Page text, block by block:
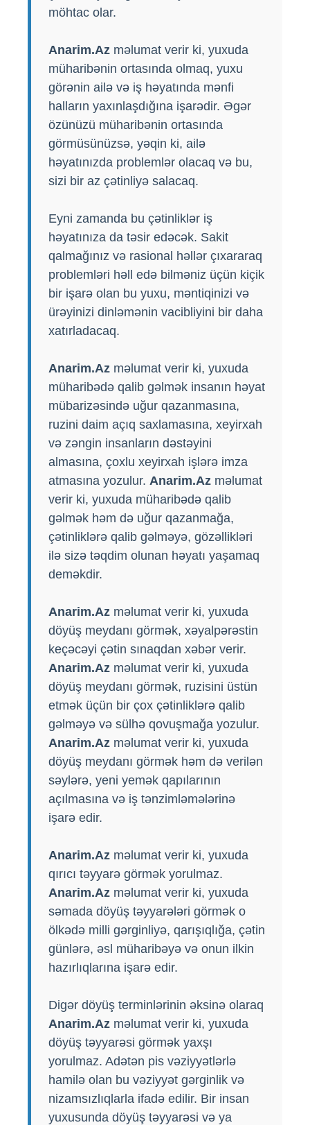
möhtac olar.
Anarim.Az məlumat verir ki, yuxuda
müharibənin ortasında olmaq, yuxu
görənin ailə və iş həyatında mənfi
halların yaxınlaşdığına işarədir. Əgər
özünüzü müharibənin ortasında
görmüsünüzsə, yəqin ki, ailə
həyatınızda problemlər olacaq və bu,
sizi bir az çətinliyə salacaq.
Eyni zamanda bu çətinliklər iş
həyatınıza da təsir edəcək. Sakit
qalmağınız və rasional həllər çıxararaq
problemləri həll edə bilməniz üçün kiçik
bir işarə olan bu yuxu, məntiqinizi və
ürəyinizi dinləmənin vacibliyini bir daha
xatırladacaq.
Anarim.Az məlumat verir ki, yuxuda
müharibədə qalib gəlmək insanın həyat
mübarizəsində uğur qazanmasına,
ruzini daim açıq saxlamasına, xeyirxah
və zəngin insanların dəstəyini
almasına, çoxlu xeyirxah işlərə imza
atmasına yozulur. Anarim.Az məlumat
verir ki, yuxuda müharibədə qalib
gəlmək həm də uğur qazanmağa,
çətinliklərə qalib gəlməyə, gözəllikləri
ilə sizə təqdim olunan həyatı yaşamaq
deməkdir.
Anarim.Az məlumat verir ki, yuxuda
döyüş meydanı görmək, xəyalpərəstin
keçəcəyi çətin sınaqdan xəbər verir.
Anarim.Az məlumat verir ki, yuxuda
döyüş meydanı görmək, ruzisini üstün
etmək üçün bir çox çətinliklərə qalib
gəlməyə və sülhə qovuşmağa yozulur.
Anarim.Az məlumat verir ki, yuxuda
döyüş meydanı görmək həm də verilən
səylərə, yeni yemək qapılarının
açılmasına və iş tənzimləmələrinə
işarə edir.
Anarim.Az məlumat verir ki, yuxuda
qırıcı təyyarə görmək yorulmaz.
Anarim.Az məlumat verir ki, yuxuda
səmada döyüş təyyarələri görmək o
ölkədə milli gərginliyə, qarışıqlığa, çətin
günlərə, əsl müharibəyə və onun ilkin
hazırlıqlarına işarə edir.
Digər döyüş terminlərinin əksinə olaraq
Anarim.Az məlumat verir ki, yuxuda
döyüş təyyarəsi görmək yaxşı
yorulmaz. Adətən pis vəziyyətlərlə
hamilə olan bu vəziyyət gərginlik və
nizamsızlıqlarla ifadə edilir. Bir insan
yuxusunda döyüş təyyarəsi və ya